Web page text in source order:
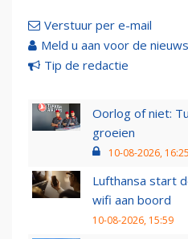
Verstuur per e-mail
Meld u aan voor de
Tip de redactie
Oorlog of niet:
groeien
10-08-2026, 16:25
Lufthansa start
wifi aan boord
10-08-2026, 15:59